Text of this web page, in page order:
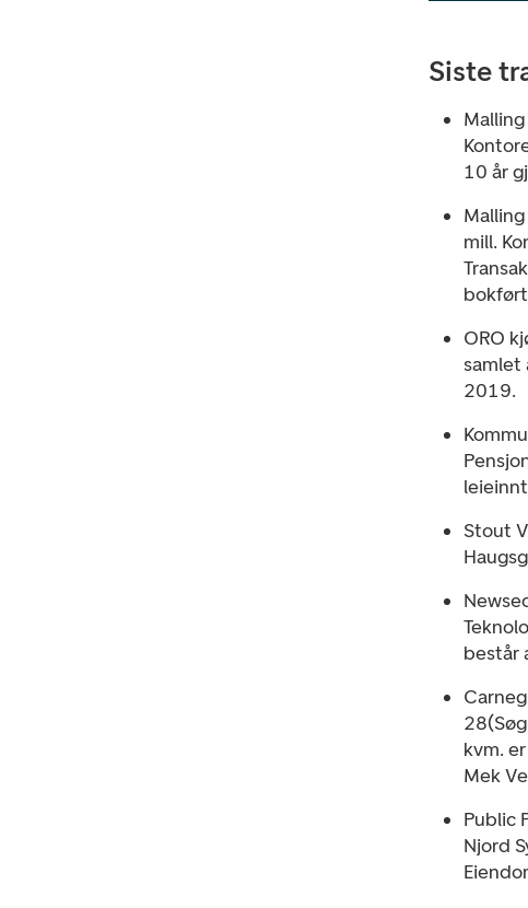
Siste
10 år
mill.
ORO
samlet
2019.
Stout
består
kvm.
Mek
Public
Njord